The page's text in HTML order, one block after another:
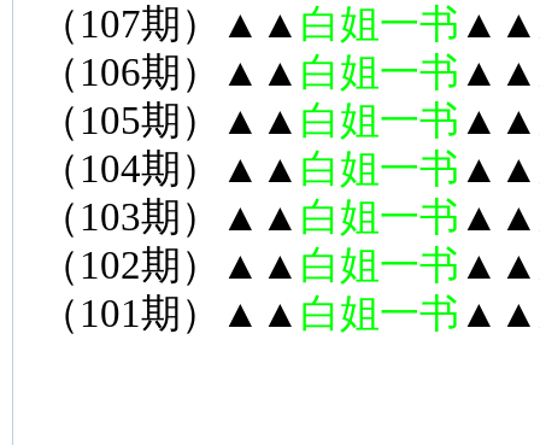
（107期）▲▲ 白姐一书 ▲▲
（106期）▲▲ 白姐一书 ▲▲
（105期）▲▲ 白姐一书 ▲▲
（104期）▲▲ 白姐一书 ▲▲
（103期）▲▲ 白姐一书 ▲▲
（102期）▲▲ 白姐一书 ▲▲
（101期）▲▲ 白姐一书 ▲▲